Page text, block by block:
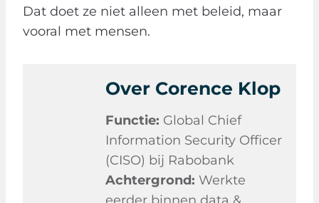
Dat doet ze niet alleen met beleid, maar
vooral met mensen.
Over Corence Klop
Functie: Global Chief
Information Security Officer
(CISO) bij Rabobank
Achtergrond: Werkte